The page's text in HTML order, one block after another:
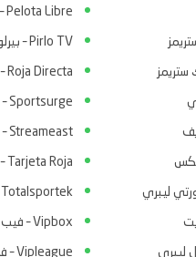
Pelota Libre – بيلوتا ليبري
Pirlo TV – بيرلو تي في
Roja Directa – روخا ديريكتا
Sportsurge – سبورت سيرج
Streameast – ستريم إيست
Tarjeta Roja – تارخيتا روخا
Totalsportek – توتال سبورتك
Vipbox – فيب بوكس
Vipleague – فيب ليج